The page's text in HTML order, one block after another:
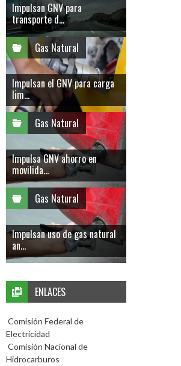
Impulsan GNV para
transporte d...
Gas Natural
Impulsan el GNV para carga
lim...
Gas Natural
Impulsa GNV ahorro en
movilida...
Gas Natural
Impulsan uso de gas natural
an...
ENLACES
Comisión Federal de
Electricidad
Comisión Nacional de
Hidrocarburos